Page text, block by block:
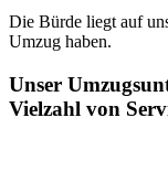
Die Bürde liegt auf
Umzug haben.
Unser
Vielzahl von